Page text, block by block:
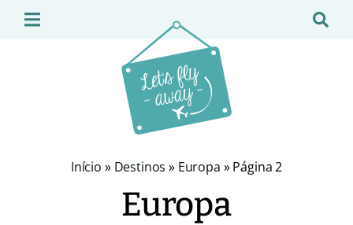
Início » Destinos » Europa »Página 2
Europa